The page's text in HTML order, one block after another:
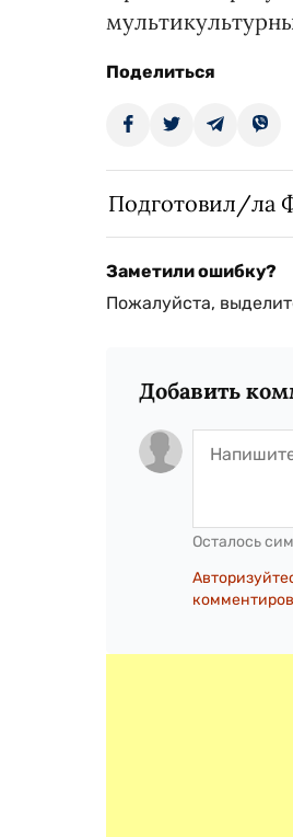
Поделиться
Подготовил/ла
Заметили ошибку?
Пожалуйста,
Добавить
Осталось